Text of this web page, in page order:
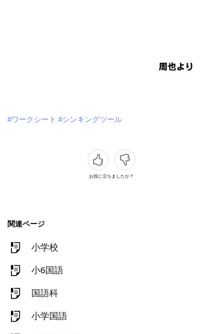
#ワークシート #シンキングツール
お役に立ちましたか？
関連ページ
小学校
小6国語
国語科
小学国語